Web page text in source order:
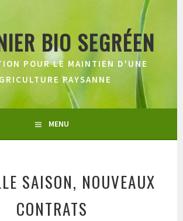
BIO SEGRÉEN
POUR LE MAINTIEN D'UNE
PAYSANNE
MENU
SAISON, NOUVEAUX
CONTRATS